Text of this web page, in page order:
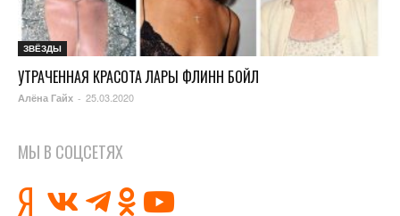
ЗВЁЗДЫ
УТРАЧЕННАЯ КРАСОТА ЛАРЫ ФЛИНН БОЙЛ
Алёна Гайх - 25.03.2020
МЫ В СОЦСЕТЯХ